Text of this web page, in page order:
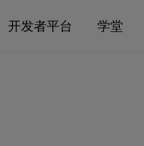
开发者平台 学堂